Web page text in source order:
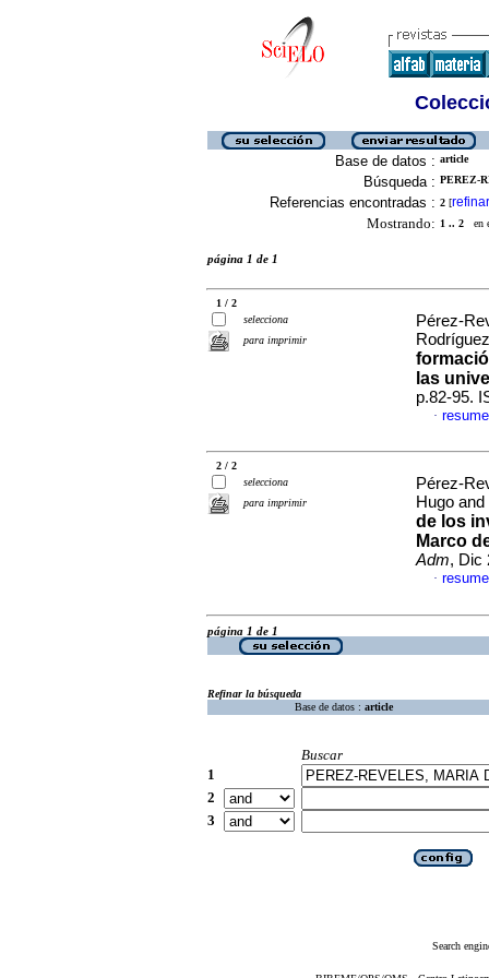
Base de datos : article
Búsqueda : PEREZ-
Referencias encontradas : 2 [refinar
Mostrando: 1 .. 2 en
página 1 de 1
1 / 2
selecciona
para imprimir
Pérez-
las
p.82-95.
·
2 / 2
selecciona
para imprimir
Pérez-
Hugo
de los
Marco
Adm, Dic
·
página 1 de 1
Refinar la búsqueda
Base de datos : article
Buscar
1
2
3
Search